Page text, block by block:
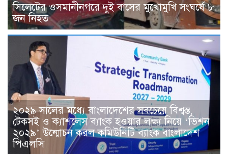
সিলেটের ওসমানীনগরে দুই বাসের মুখোমুখি সংঘর্ষে ৮
জন নিহত
২০২৯ সালের মধ্যে বাংলাদেশের সবচেয়ে বিশ্বস্ত,
টেকসই ও ক্যাশলেস ব্যাংক হওয়ার লক্ষ্য নিয়ে ‘ভিশন
২০২৯’ উন্মোচন করল কমিউনিটি ব্যাংক বাংলাদেশ
পিএলসি